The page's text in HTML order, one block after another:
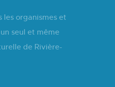
les organismes et
seul et même
de Rivière-